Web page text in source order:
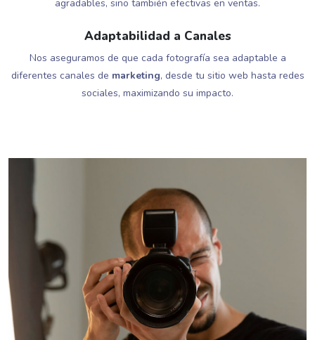
agradables, sino también efectivas en ventas.
Adaptabilidad a Canales
Nos aseguramos de que cada fotografía sea adaptable a
diferentes canales de marketing, desde tu sitio web hasta redes
sociales, maximizando su impacto.